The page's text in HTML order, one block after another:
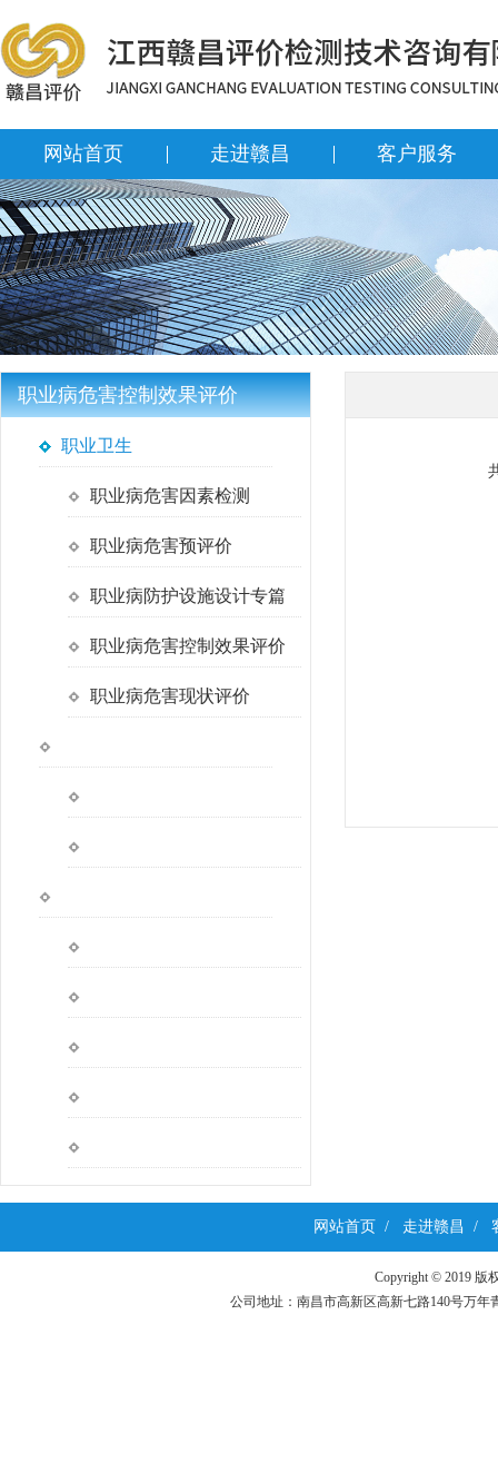
网站首页 走进赣昌 客户服务
职业病危害控制效果评价
职业卫生
职业病危害因素检测
职业病危害预评价
职业病防护设施设计专篇
职业病危害控制效果评价
职业病危害现状评价
网站首页 / 走进赣昌 /
Copyright © 2019
公司地址：南昌市高新区高新七路140号万年